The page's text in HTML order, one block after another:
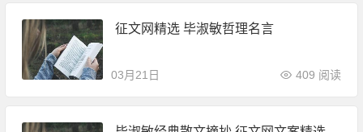
征文网精选 毕淑敏哲理名言
03月21日 409 阅读